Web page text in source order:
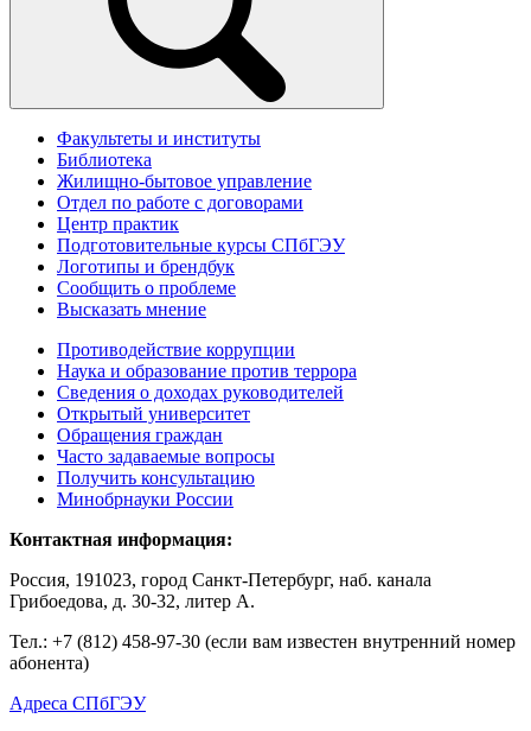
Факультеты и институты
Библиотека
Жилищно-бытовое управление
Отдел по работе с договорами
Центр практик
Подготовительные курсы СПбГЭУ
Логотипы и брендбук
Сообщить о проблеме
Высказать мнение
Противодействие коррупции
Наука и образование против террора
Сведения о доходах руководителей
Открытый университет
Обращения граждан
Часто задаваемые вопросы
Получить консультацию
Минобрнауки России
Контактная информация:
Россия, 191023, город Санкт-Петербург, наб. канала
Грибоедова, д. 30-32, литер А.
Тел.: +7 (812) 458-97-30 (если вам известен внутренний номер
абонента)
Адреса СПбГЭУ